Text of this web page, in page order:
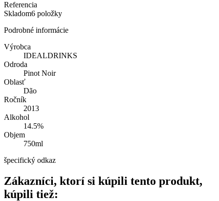
Referencia
Skladom6 položky
Podrobné informácie
Výrobca
IDEALDRINKS
Odroda
Pinot Noir
Oblasť
Dão
Ročník
2013
Alkohol
14.5%
Objem
750ml
špecifický odkaz
Zákazníci, ktorí si kúpili tento produkt,
kúpili tiež: